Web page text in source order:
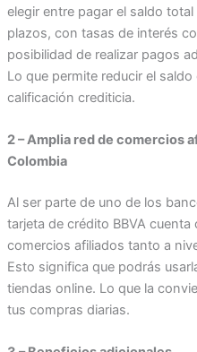
elegir entre pagar el saldo
plazos, con tasas de interés
posibilidad de realizar pagos
Lo que permite reducir el
calificación crediticia.
2 – Amplia red de comercios
Colombia
Al ser parte de uno de los
tarjeta de crédito BBVA
comercios afiliados tanto a
Esto significa que podrás
tiendas online. Lo que la
tus compras diarias.